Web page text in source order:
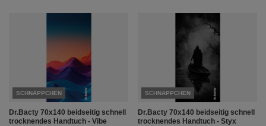
SCHNÄPPCHEN
Dr.Bacty 70x140 beidseitig schnell
trocknendes Handtuch - Vibe
SCHNÄPPCHEN
Dr.Bacty 70x140 beidseitig schnell
trocknendes Handtuch - Styx